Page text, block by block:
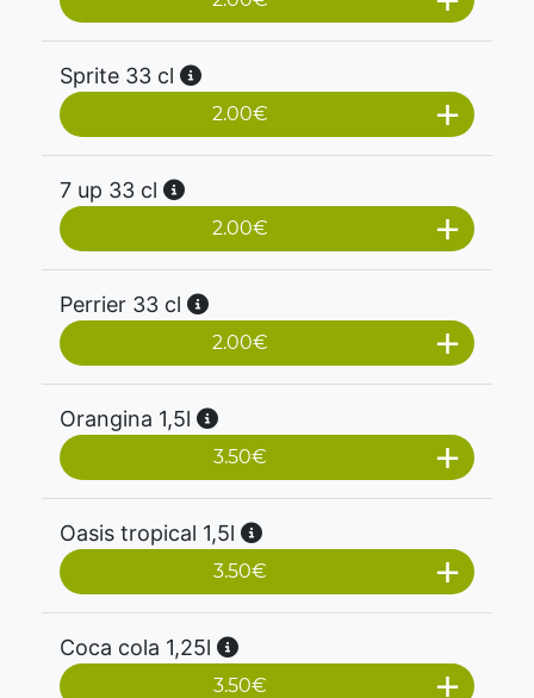
Sprite 33 cl
2.00€
7 up 33 cl
2.00€
Perrier 33 cl
2.00€
Orangina 1,5l
3.50€
Oasis tropical 1,5l
3.50€
Coca cola 1,25l
3.50€